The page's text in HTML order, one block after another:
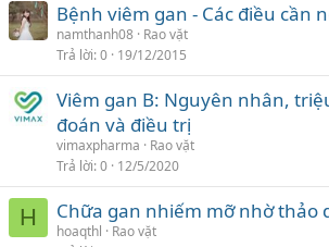
Bệnh viêm gan - Các điều cần
namthanh08 Rao vặt
Trả lời 0 19/12/2015
Viêm gan B: Nguyên nhân,
đoán và điều trị
vimaxpharma
Rao vặt
Trả lời 0 12/5/2020
H Chữa gan nhiếm mỡ nhờ thảo
hoaqthl
Rao vặt